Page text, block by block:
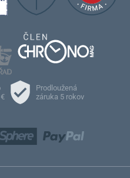
Prodloužená
záruka 5 rokov